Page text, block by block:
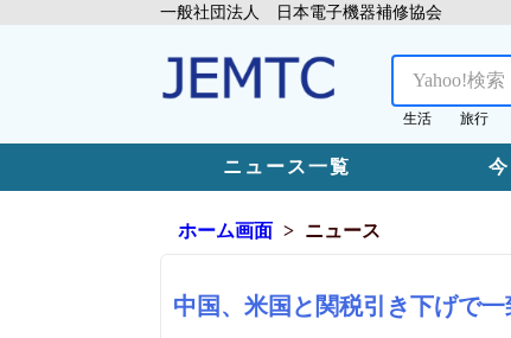
一般社団法人 日本電子機器補修協会
生活 旅行
ニュース一覧
ホーム画面 ニュース
中国、米国と関税引き下げで